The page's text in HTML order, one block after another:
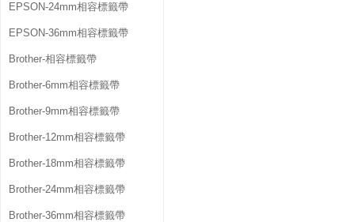
EPSON-24mm相容標籤帶
EPSON-36mm相容標籤帶
Brother-相容標籤帶
Brother-6mm相容標籤帶
Brother-9mm相容標籤帶
Brother-12mm相容標籤帶
Brother-18mm相容標籤帶
Brother-24mm相容標籤帶
Brother-36mm相容標籤帶